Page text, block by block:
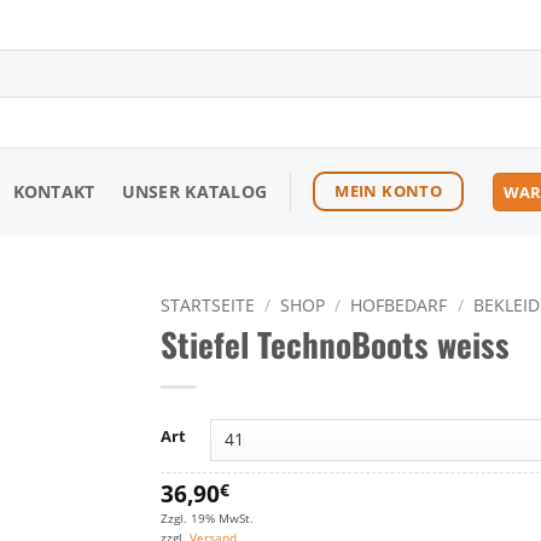
KONTAKT UNSER KATALOG MEIN KONTO
STARTSEITE / SHOP / HOFBEDARF /
Stiefel TechnoBoots weiss
Art
36,90€
Zzgl. 19% MwSt.